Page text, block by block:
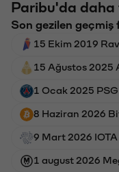
Paribu'da daha
Son gezilen
15 Ekim 2019
15 Ağustos 2025
1 Ocak 2025
8 Haziran 2026
9 Mart 2026 IOTA
1 august 2026